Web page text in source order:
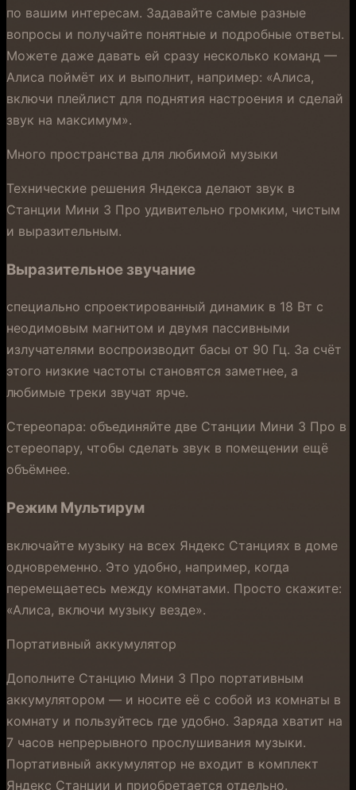
по вашим интересам. Задавайте самые разные
вопросы и получайте понятные и подробные ответы.
Можете даже давать ей сразу несколько команд —
Алиса поймёт их и выполнит, например: «Алиса,
включи плейлист для поднятия настроения и сделай
звук на максимум».
Много пространства для любимой музыки
Технические решения Яндекса делают звук в
Станции Мини 3 Про удивительно громким, чистым
и выразительным.
Выразительное звучание
специально спроектированный динамик в 18 Вт с
неодимовым магнитом и двумя пассивными
излучателями воспроизводит басы от 90 Гц. За счёт
этого низкие частоты становятся заметнее, а
любимые треки звучат ярче.
Стереопара: объединяйте две Станции Мини 3 Про в
стереопару, чтобы сделать звук в помещении ещё
объёмнее.
Режим Мультирум
включайте музыку на всех Яндекс Станциях в доме
одновременно. Это удобно, например, когда
перемещаетесь между комнатами. Просто скажите:
«Алиса, включи музыку везде».
Портативный аккумулятор
Дополните Станцию Мини 3 Про портативным
аккумулятором — и носите её с собой из комнаты в
комнату и пользуйтесь где удобно. Заряда хватит на
7 часов непрерывного прослушивания музыки.
Портативный аккумулятор не входит в комплект
Яндекс Станции и приобретается отдельно.